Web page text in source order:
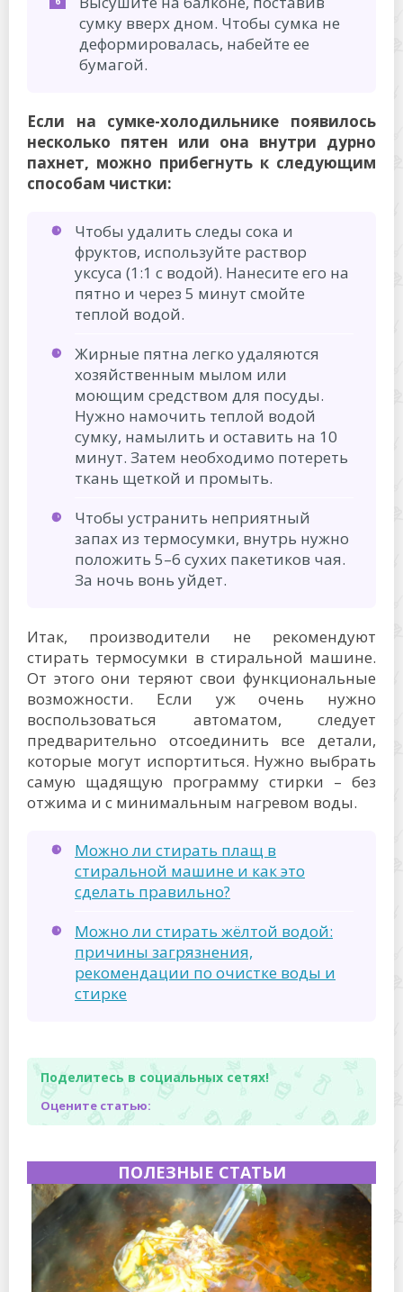
сумку вверх дном. Чтобы сумка не
деформировалась, набейте ее
бумагой.
Если на сумке-холодильнике появилось
несколько пятен или она внутри дурно
пахнет, можно прибегнуть к следующим
способам чистки:
Чтобы удалить следы сока и
фруктов, используйте раствор
уксуса (1:1 с водой). Нанесите его на
пятно и через 5 минут смойте
теплой водой.
Жирные пятна легко удаляются
хозяйственным мылом или
моющим средством для посуды.
Нужно намочить теплой водой
сумку, намылить и оставить на 10
минут. Затем необходимо потереть
ткань щеткой и промыть.
Чтобы устранить неприятный
запах из термосумки, внутрь нужно
положить 5–6 сухих пакетиков чая.
За ночь вонь уйдет.
Итак, производители не рекомендуют
стирать термосумки в стиральной машине.
От этого они теряют свои функциональные
возможности. Если уж очень нужно
воспользоваться автоматом, следует
предварительно отсоединить все детали,
которые могут испортиться. Нужно выбрать
самую щадящую программу стирки – без
отжима и с минимальным нагревом воды.
Можно ли стирать плащ в
стиральной машине и как это
сделать правильно?
Можно ли стирать жёлтой водой:
причины загрязнения,
рекомендации по очистке воды и
стирке
Поделитесь в социальных сетях!
Оцените статью:
ПОЛЕЗНЫЕ СТАТЬИ